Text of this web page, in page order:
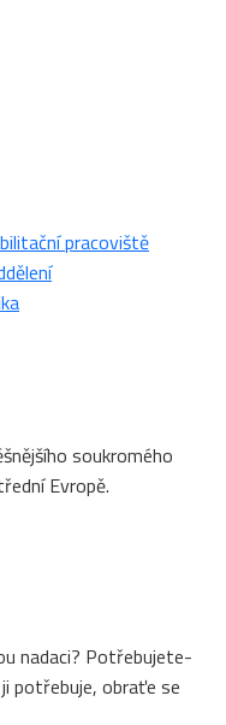
pracoviště
soukromého
Evropě.
nadaci? Potřebujete-
potřebuje, obraťe se